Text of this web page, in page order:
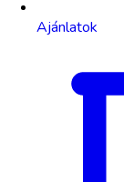
Ajánlatok